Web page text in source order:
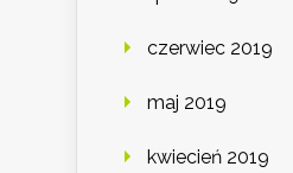
czerwiec 2019
maj 2019
kwiecień 2019